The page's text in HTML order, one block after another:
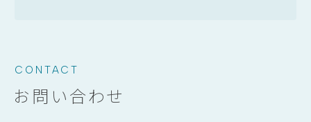
CONTACT
お問い合わせ